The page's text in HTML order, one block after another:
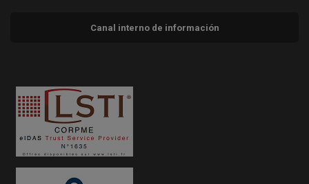
Canal interno de información